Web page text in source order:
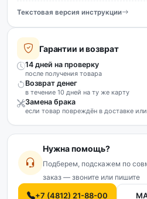
Текстовая версия инструкции
Гарантии и возврат
14 дней на проверку
после получения товара
Возврат денег
в течение 10 дней на ту же карту
Замена брака
если товар повреждён в доставке
Нужна помощь?
Подберем, подскажем по
заказ — звоните или пишите
+7 (4812) 21-88-00